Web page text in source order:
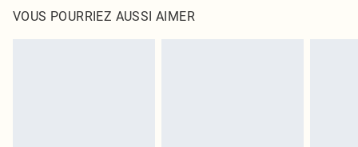
Livraison express France
Jusqu'à 2-3 jours ouvrables
pour nous retourner un article.
VOUS POURRIEZ AUSSI AIMER